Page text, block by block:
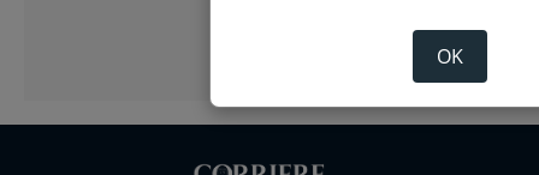
OK